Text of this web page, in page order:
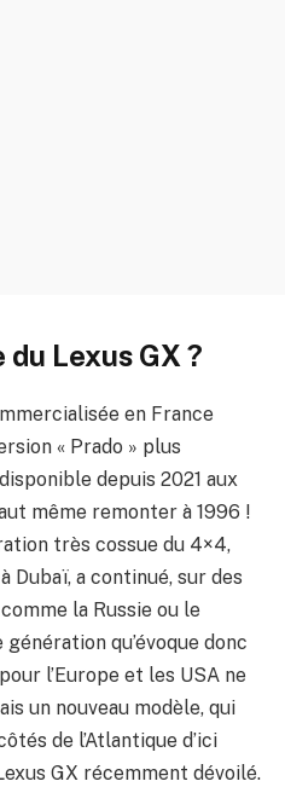
Lexus GX ?
en France
« Prado » plus
depuis 2021 aux
même remonter à 1996 !
très cossue du 4×4,
Dubaï, a continué, sur des
la Russie ou le
qu’évoque donc
l’Europe et les USA ne
un nouveau modèle, qui
de l’Atlantique d’ici
GX récemment dévoilé.